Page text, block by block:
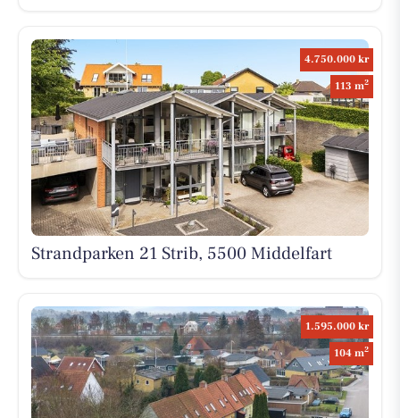
4.750.000 kr
113 m2
Strandparken 21 Strib, 5500 Middelfart
1.595.000 kr
104 m2